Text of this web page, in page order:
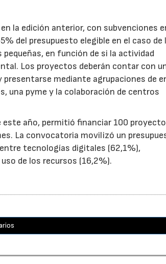
la edición anterior, con subvenciones
del presupuesto elegible en el caso de
en función de si la actividad
Los proyectos deberán contar con
mediante agrupaciones de
una pyme y la colaboración de centros
este año, permitió financiar 100
La convocatoria movilizó un
tecnologías digitales (62,1%),
de los recursos (16,2%).